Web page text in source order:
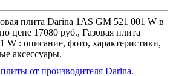
плита Darina 1AS GM 521 001 W в
цене 17080 руб., Газовая плита
W : описание, фото, характеристики,
аксессуары.
от производителя Darina.